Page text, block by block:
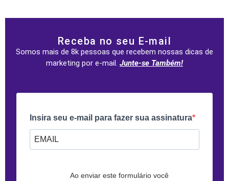
Receba no seu E-mail
Somos mais de 8k pessoas que recebem nossas dicas de
marketing por e-mail. Junte-se Também!
Insira seu e-mail para fazer sua assinatura
Ao enviar este formulário você